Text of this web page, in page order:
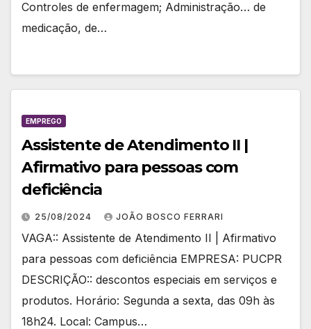
Controles de enfermagem; Administração… de
medicação, de…
EMPREGO
Assistente de Atendimento II |
Afirmativo para pessoas com
deficiência
25/08/2024 JOÃO BOSCO FERRARI
VAGA:: Assistente de Atendimento II | Afirmativo
para pessoas com deficiência EMPRESA: PUCPR
DESCRIÇÃO:: descontos especiais em serviços e
produtos. Horário: Segunda a sexta, das 09h às
18h24. Local: Campus…